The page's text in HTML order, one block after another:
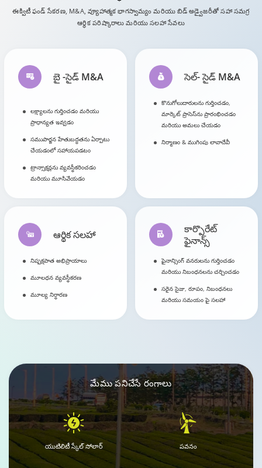
ఈక్విటీ ఫండ్ సేకరణ, M&A, వ్యూహాత్మక భాగస్వామ్యం మరియు బిడ్ అడ్వైజరీతో సహా సమగ్ర
ఆర్థిక పరిష్కారాలు మరియు సలహా సేవలు
బై -సైడ్ M&A
లక్ష్యాలను గుర్తించడం మరియు
ప్రాధాన్యత ఇవ్వడం
సముపార్జన హేతుబద్ధతను ఏర్పాటు
చేయడంలో సహాయపడటం
ట్రాన్సాక్షన్లను వ్యవస్థీకరించడం
మరియు మూసివేయడం
సెల్- సైడ్ M&A
కొనుగోలుదారులను గుర్తించడం,
మార్కెట్ ప్రాసెస్‌ను ప్రారంభించడం
మరియు అమలు చేయడం
నిర్మాణం & ముగింపు లావాదేవీ
ఆర్థిక సలహా
నిష్పక్షపాత అభిప్రాయాలు
మూలధన వ్యవస్థీకరణ
మూల్య నిర్ధారణ
కార్పొరేట్
ఫైనాన్స్
ఫైనాన్సింగ్ వనరులను గుర్తించడం
మరియు నిబంధనలను చర్చించడం
సరైన సైజు, రూపం, నిబంధనలు
మరియు సమయం పై సలహా
మేముపనిచేసే రంగాలు
యుటిలిటీ స్కేల్ సోలార్ పవనం